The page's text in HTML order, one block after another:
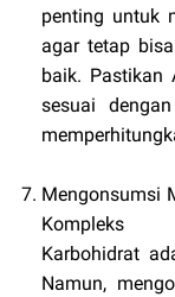
penting untuk
agar tetap
baik. Pastikan
sesuai
Mengonsumsi
Kompleks
Karbohidrat
Namun,